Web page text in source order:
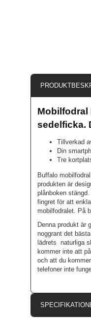
Mobilfodral
sedelficka.
Tillverkad
Din
Tre
Buffalo
produkten är
plånboken
fingret för att
mobilfodralet. På
Denna produkt är
noggrant det
lädrets naturliga
kommer inte att
och att du
telefoner inte